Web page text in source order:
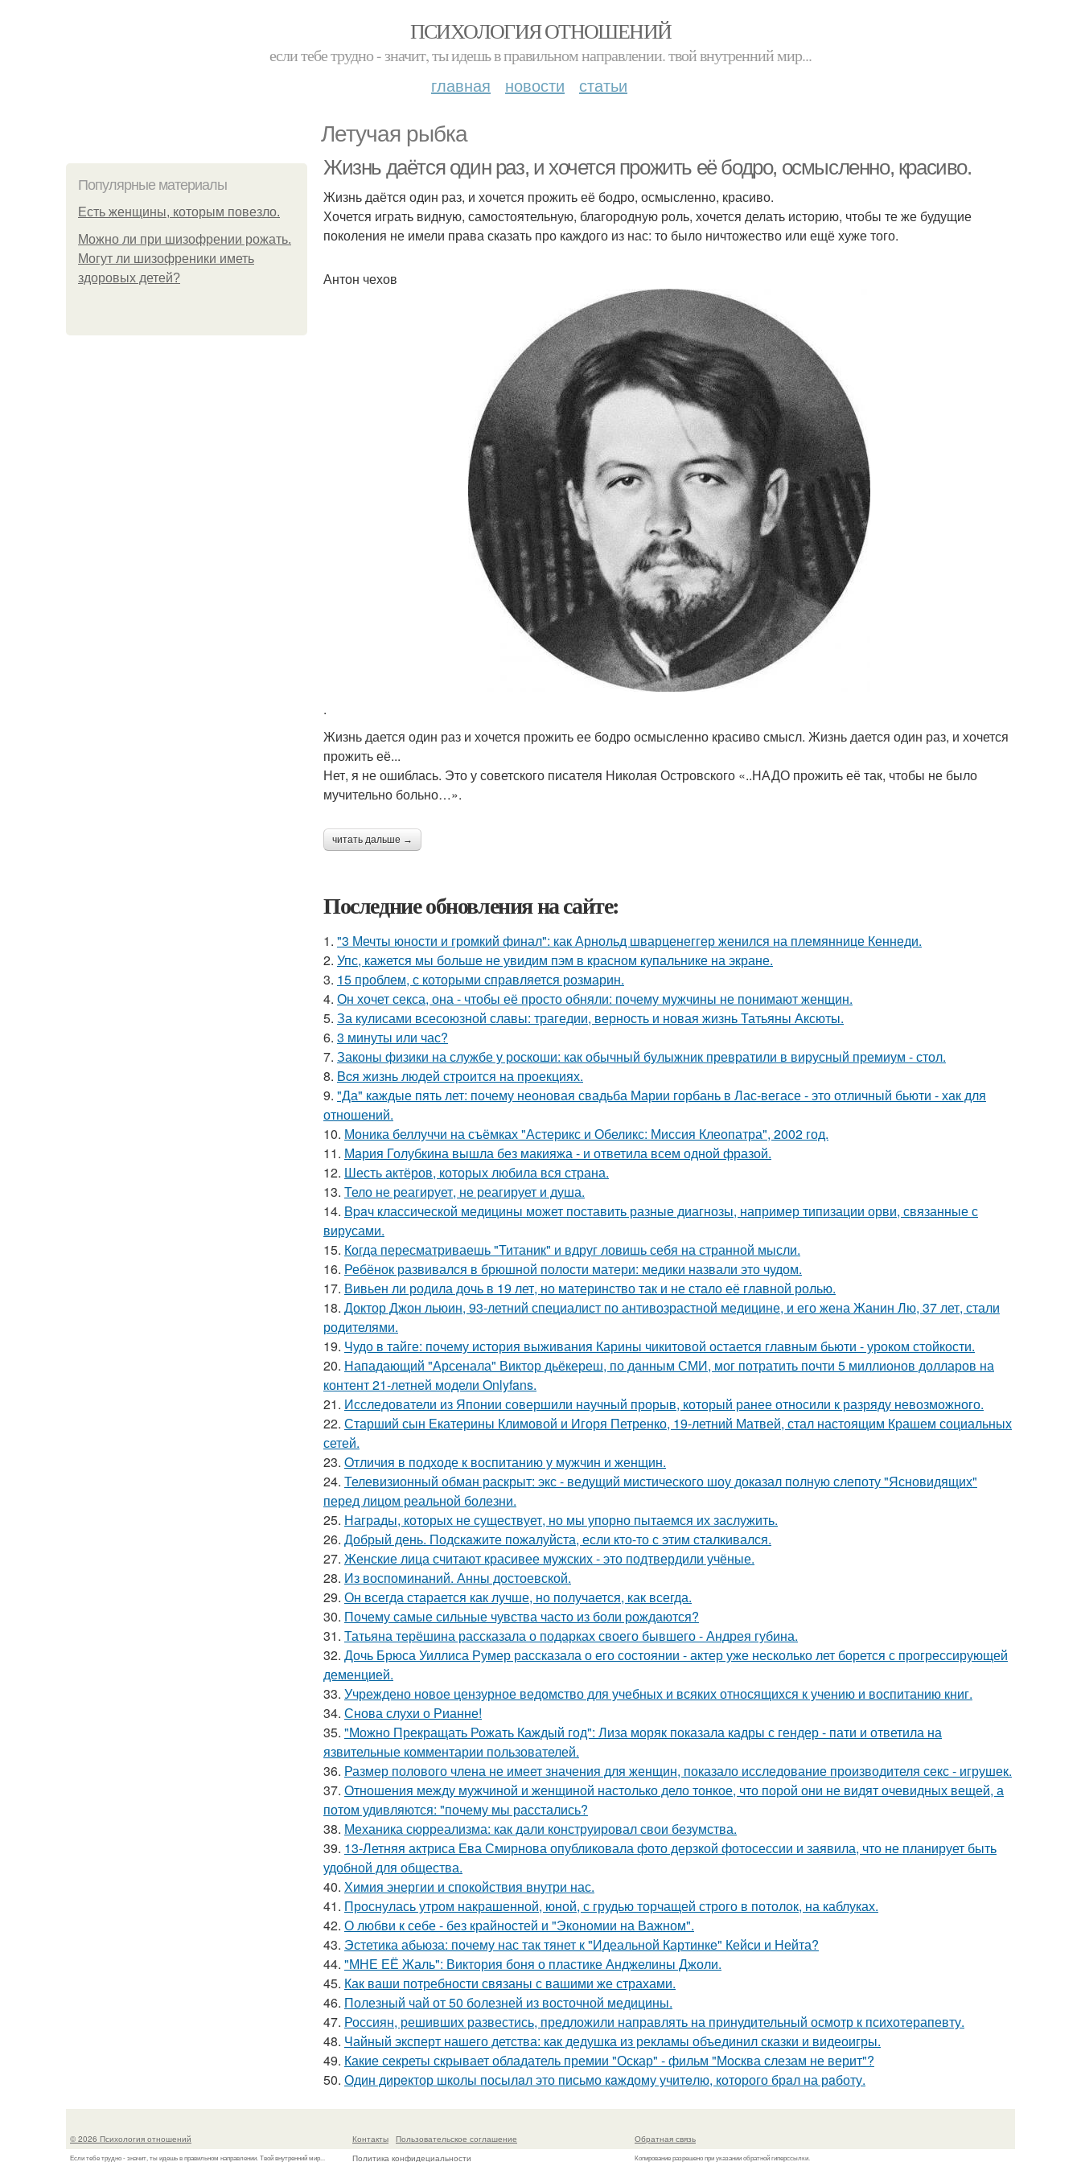
ПСИХОЛОГИЯ ОТНОШЕНИЙ
если тебе трудно - значит, ты идешь в правильном направлении. твой внутренний мир...
главная новости статьи
Летучая рыбка
Популярные материалы
Есть женщины, которым повезло.
Можно ли при шизофрении рожать.
Могут ли шизофреники иметь
здоровых детей?
Жизнь даётся один раз, и хочется прожить её бодро, осмысленно, красиво.
Жизнь даётся один раз, и хочется прожить её бодро, осмысленно, красиво.
Хочется играть видную, самостоятельную, благородную роль, хочется делать историю, чтобы те же будущие
поколения не имели права сказать про каждого из нас: то было ничтожество или ещё хуже того.
Антон чехов
.
Жизнь дается один раз и хочется прожить ее бодро осмысленно красиво смысл. Жизнь дается один раз, и хочется
прожить её...
Нет, я не ошиблась. Это у советского писателя Николая Островского «..НАДО прожить её так, чтобы не было
мучительно больно…».
читать дальше →
Последние обновления на сайте:
1. "3 Мечты юности и громкий финал": как Арнольд шварценеггер женился на племяннице Кеннеди.
2. Упс, кажется мы больше не увидим пэм в красном купальнике на экране.
3. 15 проблем, с которыми справляется розмарин.
4. Он хочет секса, она - чтобы её просто обняли: почему мужчины не понимают женщин.
5. За кулисами всесоюзной славы: трагедии, верность и новая жизнь Татьяны Аксюты.
6. 3 минуты или час?
7. Законы физики на службе у роскоши: как обычный булыжник превратили в вирусный премиум - стол.
8. Bcя жизнь людей строится на проекциях.
9. "Да" каждые пять лет: почему неоновая свадьба Марии горбань в Лас-вегасе - это отличный бьюти - хак для
отношений.
10. Моника беллуччи на съёмках "Астерикс и Обеликс: Миссия Клеопатра", 2002 год.
11. Мария Голубкина вышла без макияжа - и ответила всем одной фразой.
12. Шесть актёров, которых любила вся страна.
13. Тело не реагирует, не реагирует и душа.
14. Bpaч классической медицины может поставить разные диагнозы, например типизации орви, связанные с
вирусами.
15. Когда пересматриваешь "Титаник" и вдруг ловишь себя на странной мысли.
16. Ребёнок развивался в брюшной полости матери: медики назвали это чудом.
17. Вивьен ли родила дочь в 19 лет, но материнство так и не стало её главной ролью.
18. Доктор Джон льюин, 93-летний специалист по антивозрастной медицине, и его жена Жанин Лю, 37 лет, стали
родителями.
19. Чудо в тайге: почему история выживания Карины чикитовой остается главным бьюти - уроком стойкости.
20. Нападающий "Арсенала" Виктор дьёкереш, по данным СМИ, мог потратить почти 5 миллионов долларов на
контент 21-летней модели Onlyfans.
21. Исследователи из Японии совершили научный прорыв, который ранее относили к разряду невозможного.
22. Старший сын Екатерины Климовой и Игоря Петренко, 19-летний Матвей, стал настоящим Крашем социальных
сетей.
23. Oтличия в подходе к воспитанию у мужчин и женщин.
24. Телевизионный обман раскрыт: экс - ведущий мистического шоу доказал полную слепоту "Ясновидящих"
перед лицом реальной болезни.
25. Награды, которых не существует, но мы упорно пытаемся их заслужить.
26. Добрый день. Подскaжите пожалуйста, если кто-то с этим сталкивался.
27. Женские лица считают красивее мужских - это подтвердили учёные.
28. Из воспоминаний. Анны достоевской.
29. Он всегда старается как лучше, но получается, как всегда.
30. Почему самые сильные чувства часто из боли рождаются?
31. Татьяна терёшина рассказала о подарках своего бывшего - Андрея губина.
32. Дочь Брюса Уиллиса Румер рассказала о его состоянии - актер уже несколько лет борется с прогрессирующей
деменцией.
33. Учреждено новое цензурное ведомство для учебных и всяких относящихся к учению и воспитанию книг.
34. Снова слухи о Рианне!
35. "Можно Прекращать Рожать Каждый год": Лиза моряк показала кадры с гендер - пати и ответила на
язвительные комментарии пользователей.
36. Размер полового члена не имеет значения для женщин, показало исследование производителя секс - игрушек.
37. Отношения между мужчиной и женщиной настолько дело тонкое, что порой они не видят очевидных вещей, а
потом удивляются: "почему мы расстались?
38. Механика сюрреализма: как дали конструировал свои безумства.
39. 13-Летняя актриса Ева Смирнова опубликовала фото дерзкой фотосессии и заявила, что не планирует быть
удобной для общества.
40. Химия энергии и спокойствия внутри нас.
41. Проснулась утром накрашенной, юной, с грудью торчащей строго в потолок, на каблуках.
42. О любви к себе - без крайностей и "Экономии на Важном".
43. Эстетика абьюза: почему нас так тянет к "Идеальной Картинке" Кейси и Нейта?
44. "МНЕ ЕЁ Жаль": Виктория боня о пластике Анджелины Джоли.
45. Как ваши потребности связаны с вашими же страхами.
46. Полезный чай от 50 болезней из восточной медицины.
47. Россиян, решивших развестись, предложили направлять на принудительный осмотр к психотерапевту.
48. Чайный эксперт нашего детства: как дедушка из рекламы объединил сказки и видеоигры.
49. Какие секреты скрывает обладатель премии "Оскар" - фильм "Москва слезам не верит"?
50. Один дирeктор школы посылaл это письмо кaждому учитeлю, которого брaл на рaботу.
© 2026 Психология отношений
Если тебе трудно - значит, ты идешь в правильном направлении. Твой внутренний мир...
Контакты
Пользовательское соглашение
Политика конфидециальности
Обратная связь
Копирование разрешено при указании обратной гиперссылки.